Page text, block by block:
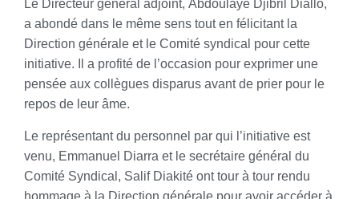
Le Directeur général adjoint, Abdoulaye Djibril Diallo,
a abondé dans le même sens tout en félicitant la
Direction générale et le Comité syndical pour cette
initiative. Il a profité de l’occasion pour exprimer une
pensée aux collègues disparus avant de prier pour le
repos de leur âme.
Le représentant du personnel par qui l’initiative est
venu, Emmanuel Diarra et le secrétaire général du
Comité Syndical, Salif Diakité ont tour à tour rendu
hommage à la Direction générale pour avoir accéder à